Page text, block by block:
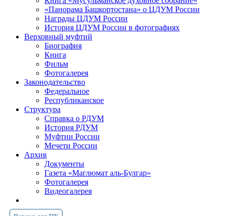
«Панорама Башкортостана» о ЦДУМ России
Награды ЦДУМ России
История ЦДУМ России в фотографиях
Верховный муфтий
Биография
Книга
Фильм
Фотогалерея
Законодательство
Федеральное
Республиканское
Структура
Справка о РДУМ
История РДУМ
Муфтии России
Мечети России
Архив
Документы
Газета «Маглюмат аль-Булгар»
Фотогалерея
Видеогалерея